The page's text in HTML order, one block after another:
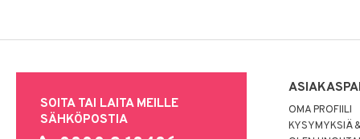
SOITA TAI LAITA MEILLE
SÄHKÖPOSTIA
OMA PROFIILI
KYSYMYKSIÄ